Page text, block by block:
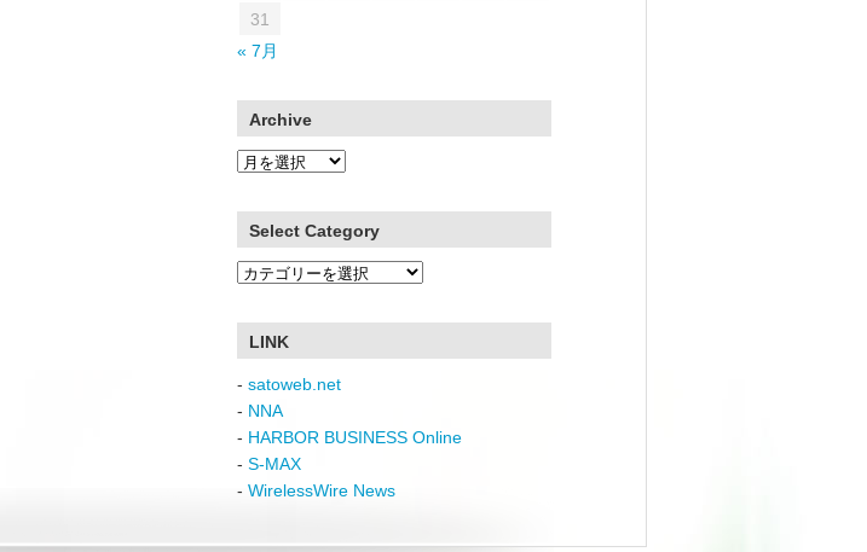
31
« 7月
Archive
Archive
Select Category
Select
LINK
- satoweb.net
- NNA
- HARBOR BUSINESS Online
- S-MAX
- WirelessWire News